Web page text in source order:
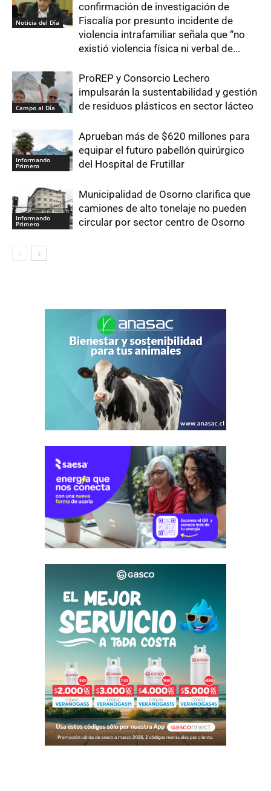
Noticia del Día
confirmación de investigación de
Fiscalía por presunto incidente de
violencia intrafamiliar señala que “no
existió violencia física ni verbal de...
Campo al Día
ProREP y Consorcio Lechero
impulsarán la sustentabilidad y gestión
de residuos plásticos en sector lácteo
Informando
Primero
Aprueban más de $620 millones para
equipar el futuro pabellón quirúrgico
del Hospital de Frutillar
Informando
Primero
Municipalidad de Osorno clarifica que
camiones de alto tonelaje no pueden
circular por sector centro de Osorno